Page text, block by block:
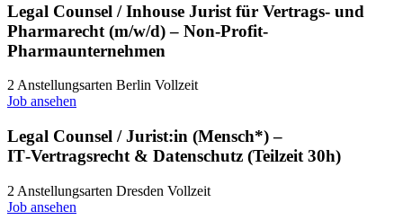
Legal Counsel / Inhouse Jurist für Vertrags- und
Pharmarecht (m/w/d) – Non-Profit-
Pharmaunternehmen
2 Anstellungsarten Berlin Vollzeit
Job ansehen
Legal Counsel / Jurist:in (Mensch*) –
IT‑Vertragsrecht & Datenschutz (Teilzeit 30h)
2 Anstellungsarten Dresden Vollzeit
Job ansehen